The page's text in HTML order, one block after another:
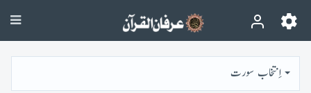
اِنتخاب سورت